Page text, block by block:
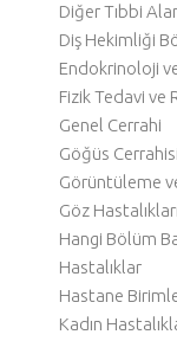
Diğer Tıbbi
Diş Hekimliği
Endokrinoloji
Fizik Tedavi ve
Genel Cerrahi
Göğüs Cerrahisi
Görüntüleme
Göz Hastalıkları
Hangi Bölüm
Hastalıklar
Hastane
Kadın